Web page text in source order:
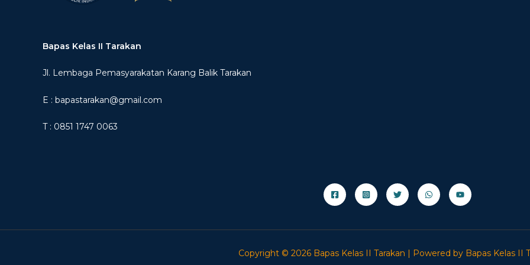
Bapas Kelas II Tarakan
Jl. Lembaga Pemasyarakatan Karang Balik Tarakan
E : bapastarakan@gmail.com
T : 0851 1747 0063
Copyright © 2026 Bapas Kelas II Tarakan | Powered by Bapas Kelas II